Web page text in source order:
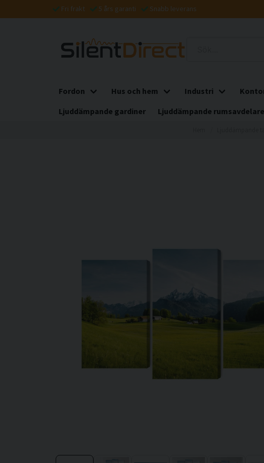
Fri frakt 5 års garanti Snabb leverans
Fordon Hus och hem Industri
Ljuddämpande gardiner
Ljuddämpande rumsavdelare